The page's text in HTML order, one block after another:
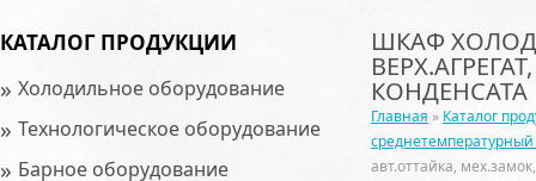
КАТАЛОГ ПРОДУКЦИИ
» Холодильное оборудование
» Технологическое оборудование
» Барное оборудование
ШКАФ
КОНДЕНСАТА
Главная » Каталог
среднетемпературный
авт.оттайка,